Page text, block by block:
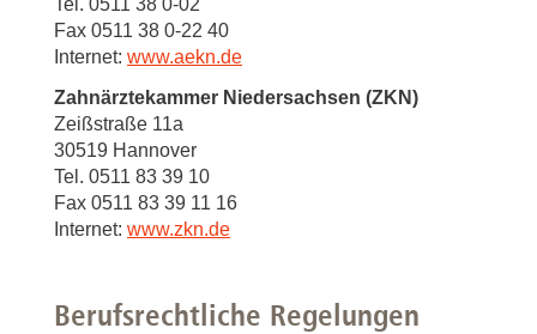
Tel. 0511 38 0-02
Fax 0511 38 0-22 40
Internet: www.aekn.de
Zahnärztekammer Niedersachsen (ZKN)
Zeißstraße 11a
30519 Hannover
Tel. 0511 83 39 10
Fax 0511 83 39 11 16
Internet: www.zkn.de
Berufsrechtliche Regelungen